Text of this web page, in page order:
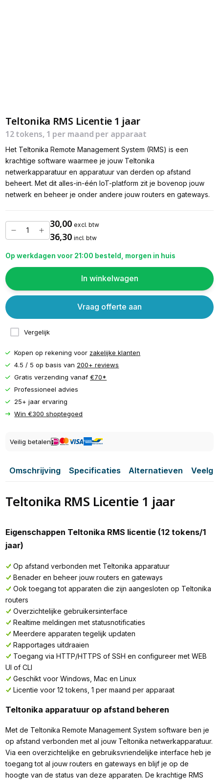
Teltonika RMS Licentie 1 jaar
12 tokens, 1 per maand per apparaat
Het Teltonika Remote Management System (RMS) is een
krachtige software waarmee je jouw Teltonika
netwerkapparatuur en apparatuur van derden op afstand
beheert. Met dit alles-in-één IoT-platform zit je bovenop jouw
netwerk en beheer je onder andere jouw routers en gateways.
30,00 excl. btw
36,30 incl. btw
Op werkdagen voor 21:00 besteld, morgen in huis
In winkelwagen
Vergelijk
Vraag offerte aan
Kopen op rekening voor zakelijke klanten
4.5 / 5 op basis van 200+ reviews
Gratis verzending vanaf€70*
Professioneel advies
25+ jaar ervaring
Win €300 shoptegoed
Veilig betalen
Omschrijving Specificaties Alternatieven
Teltonika RMS Licentie 1 jaar
Eigenschappen Teltonika RMS licentie (12 tokens/1
jaar)
Op afstand verbonden met Teltonika apparatuur
Benader en beheer jouw routers en gateways
Ook toegang tot apparaten die zijn aangesloten op Teltonika
routers
Overzichtelijke gebruikersinterface
Realtime meldingen met statusnotificaties
Meerdere apparaten tegelijk updaten
Rapportages uitdraaien
Toegang via HTTP/HTTPS of SSH en configureer met WEB
UI of CLI
Geschikt voor Windows, Mac en Linux
Licentie voor 12 tokens, 1 per maand per apparaat
Teltonika apparatuur op afstand beheren
Met de Teltonika Remote Management System software ben je
op afstand verbonden met al jouw Teltonika netwerkapparatuur.
Via een overzichtelijke en gebruiksvriendelijke interface heb je
toegang tot al jouw routers en gateways en blijf je op de
hoogte van de status van deze apparaten. De krachtige RMS